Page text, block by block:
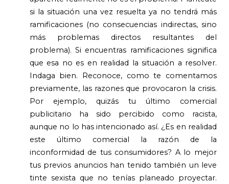
si la situación una vez resuelta ya no tendrá más
ramificaciones (no consecuencias indirectas, sino
más problemas directos resultantes del
problema). Si encuentras ramificaciones significa
que esa no es en realidad la situación a resolver.
Indaga bien. Reconoce, como te comentamos
previamente, las razones que provocaron la crisis.
Por ejemplo, quizás tu último comercial
publicitario ha sido percibido como racista,
aunque no lo has intencionado así. ¿Es en realidad
este último comercial la razón de la
inconformidad de tus consumidores? A lo mejor
tus previos anuncios han tenido también un leve
tinte sexista que no tenías planeado proyectar.